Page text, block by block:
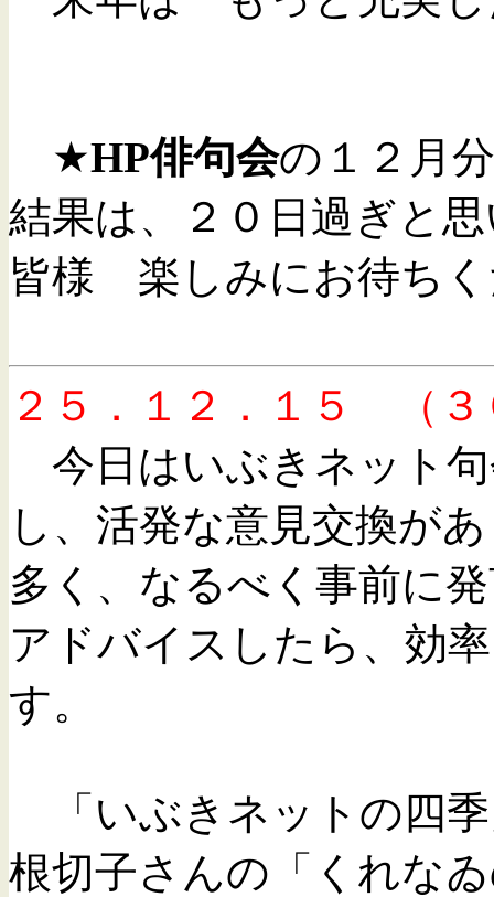
★HP俳句会の１２月
結果は、２０日過ぎと
皆様 楽しみにお待ち
２５．１２．１５ （３
今日はいぶきネット
し、活発な意見交換が
多く、なるべく事前に
アドバイスしたら、効
す。
「いぶきネットの四季
根切子さんの「くれな